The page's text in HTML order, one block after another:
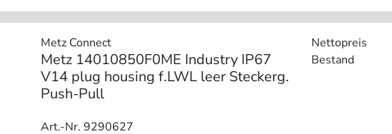
Metz Connect
Metz 14010850F0ME Industry IP67
V14 plug housing f.LWL leer Steckerg.
Push-Pull
Art.-Nr. 9290627
Nettopreis
Bestand